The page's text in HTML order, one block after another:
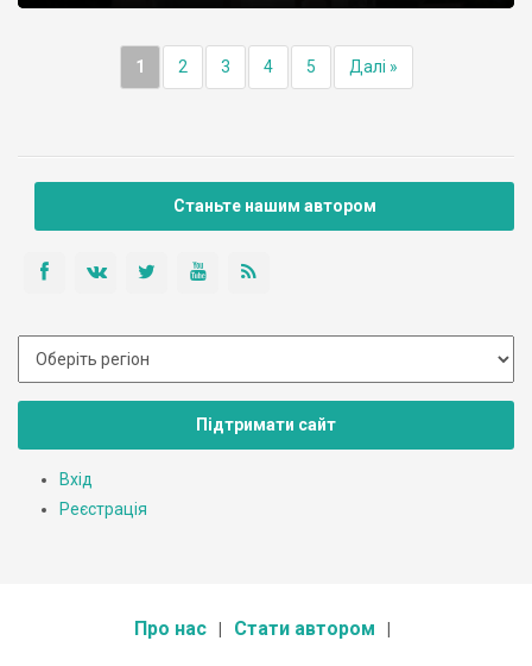
1 2 3 4 5 Далі »
Станьте нашим автором
Підтримати сайт
Вхід
Реєстрація
Про нас Стати автором